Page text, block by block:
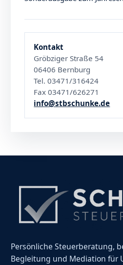
Kontakt
Gröbziger Straße 54
06406 Bernburg
Tel. 03471/316424
Fax 03471/626271
info@stbschunke.de
Persönliche Steuerberatung,
Begleitung und Mediation für